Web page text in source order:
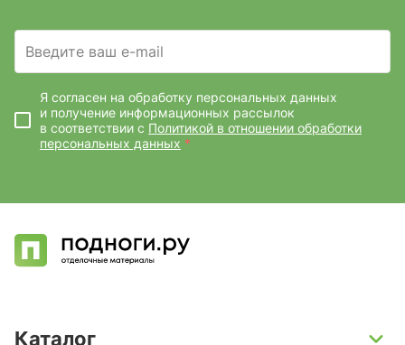
Введите ваш e-mail
Я согласен на обработку персональных данных
и получение информационных рассылок
в соответствии с Политикой в отношении обработки
персональных данных *
Каталог